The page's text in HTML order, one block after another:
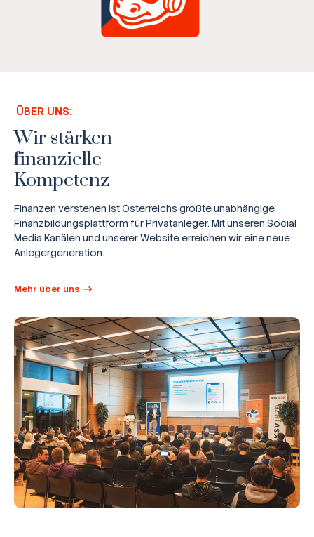
ÜBER UNS:
Wir stärken
finanzielle
Kompetenz
Finanzen verstehen ist Österreichs größte unabhängige
Finanzbildungsplattform für Privatanleger. Mit unseren Social
Media Kanälen und unserer Website erreichen wir eine neue
Anlegergeneration.
Mehr über uns